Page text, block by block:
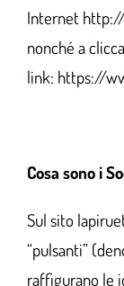
Internet
nonché a
link: https://
Cosa sono i
Sul sito
“pulsanti”
raffigurano le